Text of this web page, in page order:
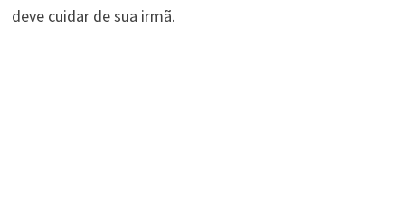
deve cuidar de sua irmã.